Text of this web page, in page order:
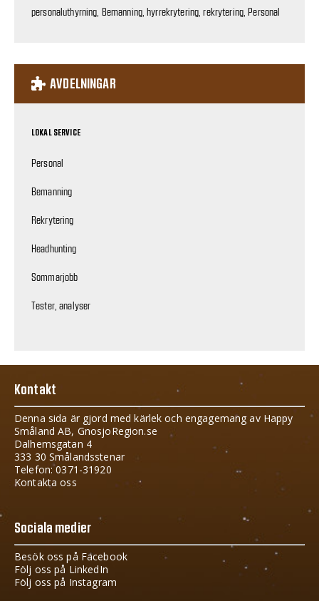
personaluthyrning, Bemanning, hyrrekrytering, rekrytering, Personal
AVDELNINGAR
LOKAL SERVICE
Personal
Bemanning
Rekrytering
Headhunting
Sommarjobb
Tester, analyser
Kontakt
Denna sida är gjord med kärlek och engagemang av Happy
Småland AB, GnosjoRegion.se
Dalhemsgatan 4
333 30 Smålandsstenar
Telefon: 0371-31920
Kontakta oss
Sociala medier
Besök oss på Facebook
Följ oss på LinkedIn
Följ oss på Instagram